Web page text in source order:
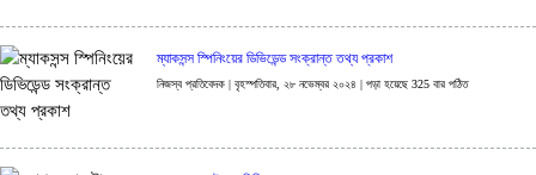
ম্যাকসন্স স্পিনিংয়ের ডিভিডেন্ড সংক্রান্ত তথ্য প্রকাশ
নিজস্ব প্রতিবেদক | বৃহস্পতিবার, ২৮ নভেম্বর ২০২৪ | পড়া হয়েছে 325 বার পঠিত